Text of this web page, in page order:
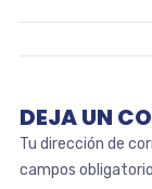
DEJA UN
Tu dirección de
campos